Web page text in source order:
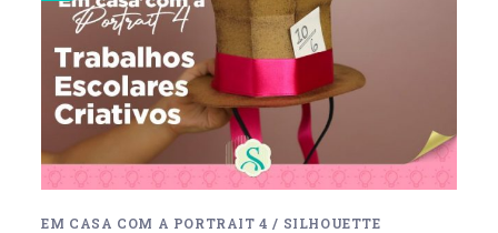
EM CASA COM A PORTRAIT 4 / SILHOUETTE